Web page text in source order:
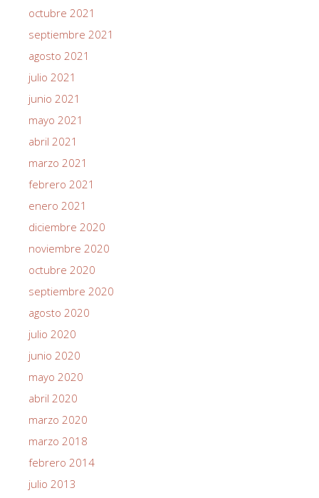
octubre 2021
septiembre 2021
agosto 2021
julio 2021
junio 2021
mayo 2021
abril 2021
marzo 2021
febrero 2021
enero 2021
diciembre 2020
noviembre 2020
octubre 2020
septiembre 2020
agosto 2020
julio 2020
junio 2020
mayo 2020
abril 2020
marzo 2020
marzo 2018
febrero 2014
julio 2013